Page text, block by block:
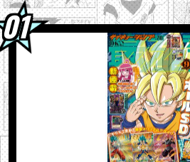
2026.08.04
最強ジャンプ9月号大
ボールSD』の表紙が目
2026.08.03
【8月3日（月）】「
News」配信！
2026.08.03
「BLOOD OF SAIYANS
「超サイヤ人孫悟空」